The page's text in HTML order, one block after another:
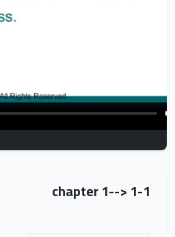
chapter 1--> 1-1